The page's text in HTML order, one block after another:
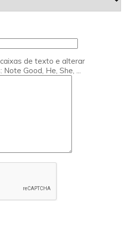
de texto e alterar
Good, He, She, ...